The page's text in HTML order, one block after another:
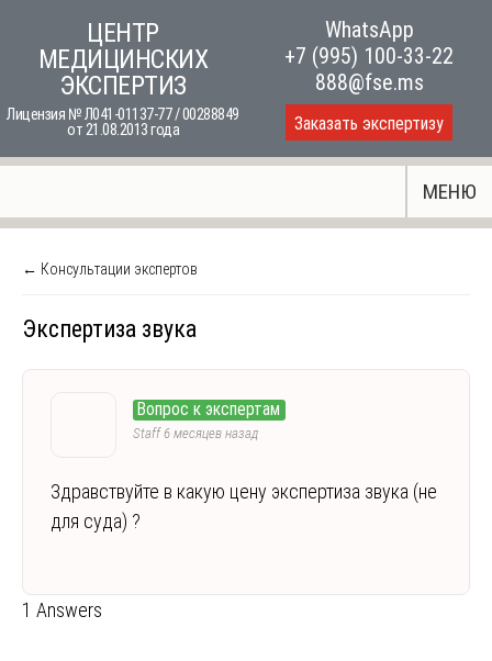
content
ЦЕНТР
МЕДИЦИНСКИХ
ЭКСПЕРТИЗ
Лицензия № Л041-01137-77 / 00288849
от 21.08.2013 года
WhatsApp
+7 (995) 100-33-22
888@fse.ms
Заказать экспертизу
МЕНЮ
← Консультации экспертов
Экспертиза звука
Вопрос к экспертам
Staff6 месяцев назад
Здравствуйте в какую цену экспертиза звука (не
для суда) ?
1 Answers